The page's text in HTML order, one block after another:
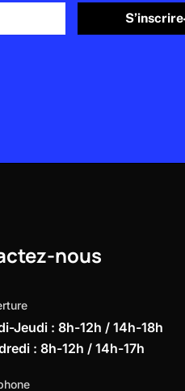
S’inscrire
nous
Jeudi : 8h-12h / 14h-18h
: 8h-12h / 14h-17h